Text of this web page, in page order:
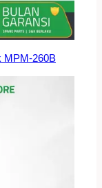
MPM-260B